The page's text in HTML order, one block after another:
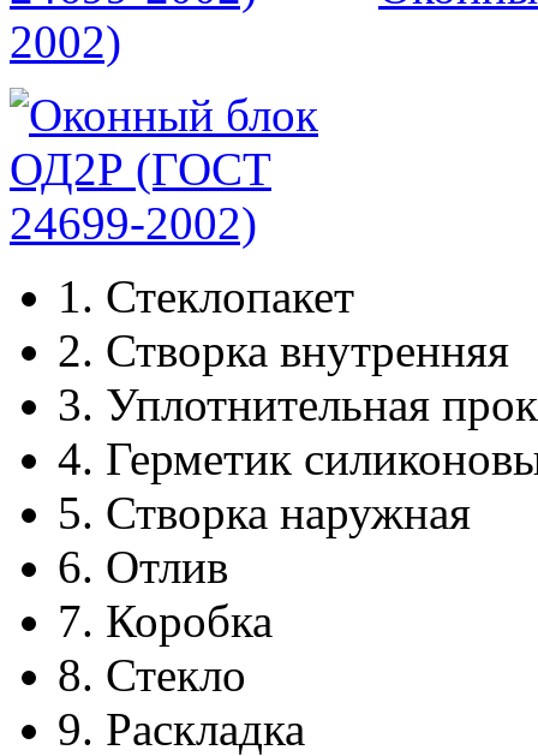
2002)
1. Стеклопакет
2. Створка внутренняя
3. Уплотнительная
4. Герметик
5. Створка наружная
6. Отлив
7. Коробка
8. Стекло
9. Раскладка